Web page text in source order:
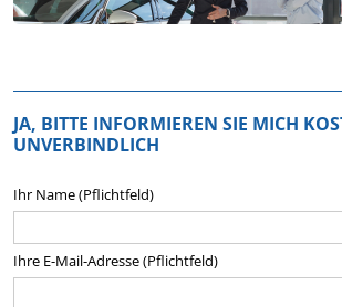
JA, BITTE INFORMIEREN SIE MICH
UNVERBINDLICH
Ihr Name (Pflichtfeld)
Ihre E-Mail-Adresse (Pflichtfeld)